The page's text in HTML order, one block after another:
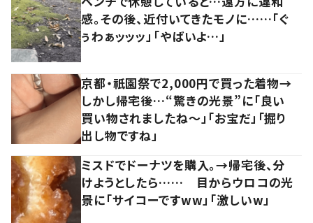
感。その後、近付いてきたモノに……「ぐ
ぅわぁッッッ」「やばいよ…」
京都・祇園祭で2,000円で買った着物→
しかし帰宅後…“驚きの光景”に「良い
買い物されましたね～」「お宝だ」「掘り
出し物ですね」
ミスドでドーナツを購入。→帰宅後、分
けようとしたら…… 目からウロコの光
景に「サイコーですww」「激しいw」